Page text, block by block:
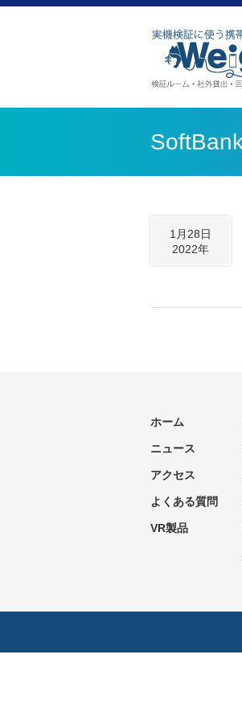
1月28日
2022年
ホーム
ニュース
アクセス
よくある質問
VR製品